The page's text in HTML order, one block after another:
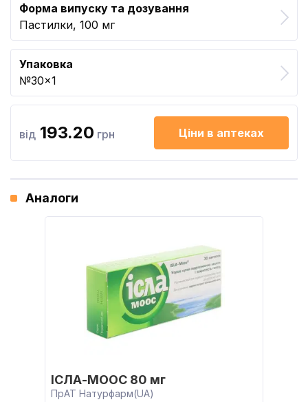
Форма випуску та дозування
Пастилки, 100 мг
Упаковка
№30x1
від 193.20 грн Ціни в аптеках
Аналоги
ІСЛА-МООС 80 мг
ПрАТ Натурфарм(UA)